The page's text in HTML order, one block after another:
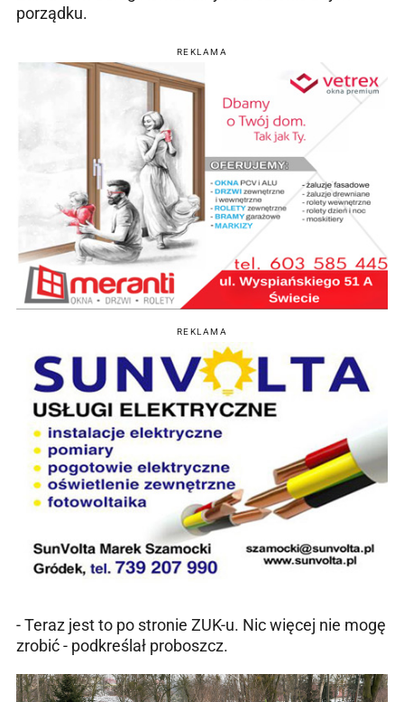
porządku.
REKLAMA
REKLAMA
- Teraz jest to po stronie ZUK-u. Nic więcej nie mogę
zrobić - podkreślał proboszcz.